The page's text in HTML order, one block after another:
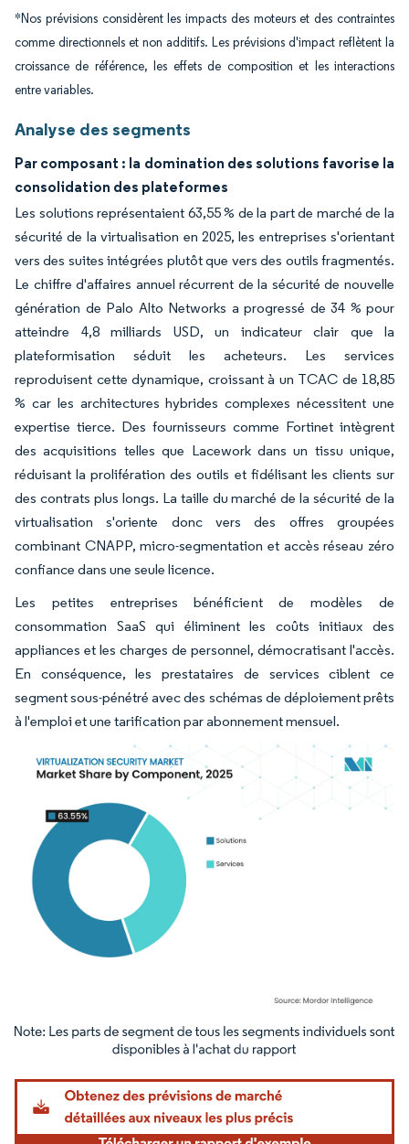
*Nos prévisions considèrent les impacts des moteurs et des contraintes
comme directionnels et non additifs. Les prévisions d'impact reflètent la
croissance de référence, les effets de composition et les interactions
entre variables.
Analyse des segments
Par composant : la domination des solutions favorise la
consolidation des plateformes
Les solutions représentaient 63,55 % de la part de marché de la
sécurité de la virtualisation en 2025, les entreprises s'orientant
vers des suites intégrées plutôt que vers des outils fragmentés.
Le chiffre d'affaires annuel récurrent de la sécurité de nouvelle
génération de Palo Alto Networks a progressé de 34 % pour
atteindre 4,8 milliards USD, un indicateur clair que la
plateformisation séduit les acheteurs. Les services
reproduisent cette dynamique, croissant à un TCAC de 18,85
% car les architectures hybrides complexes nécessitent une
expertise tierce. Des fournisseurs comme Fortinet intègrent
des acquisitions telles que Lacework dans un tissu unique,
réduisant la prolifération des outils et fidélisant les clients sur
des contrats plus longs. La taille du marché de la sécurité de la
virtualisation s'oriente donc vers des offres groupées
combinant CNAPP, micro-segmentation et accès réseau zéro
confiance dans une seule licence.
Les petites entreprises bénéficient de modèles de
consommation SaaS qui éliminent les coûts initiaux des
appliances et les charges de personnel, démocratisant l'accès.
En conséquence, les prestataires de services ciblent ce
segment sous-pénétré avec des schémas de déploiement prêts
à l'emploi et une tarification par abonnement mensuel.
Image © Mordor Intelligence. La réutilisation nécessite une attribution sous CC BY